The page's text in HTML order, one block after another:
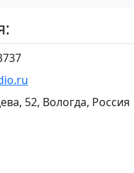
52, Вологда, Россия